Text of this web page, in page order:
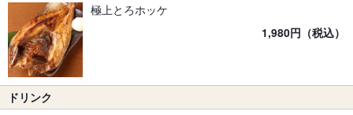
極上とろホッケ
1,980円（税込）
ドリンク